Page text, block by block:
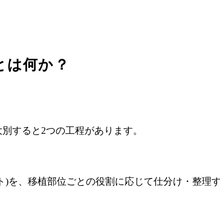
は何か？
別すると2つの工程があります。
)を、移植部位ごとの役割に応じて仕分け・整理す